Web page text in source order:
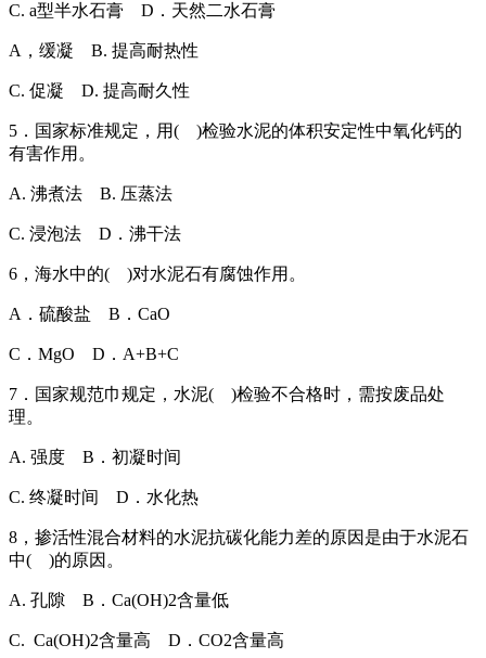
C. а型半水石膏 D．天然二水石膏
A，缓凝 B. 提高耐热性
C. 促凝 D. 提高耐久性
5．国家标准规定，用( )检验水泥的体积安定性中氧化钙的
有害作用。
A. 沸煮法 B. 压蒸法
C. 浸泡法 D．沸干法
6，海水中的( )对水泥石有腐蚀作用。
A．硫酸盐 B．CaO
C．MgO D．A+B+C
7．国家规范巾规定，水泥( )检验不合格时，需按废品处
理。
A. 强度 B．初凝时间
C. 终凝时间 D．水化热
8，掺活性混合材料的水泥抗碳化能力差的原因是由于水泥石
中( )的原因。
A. 孔隙 B．Ca(OH)2含量低
C. Ca(OH)2含量高 D．CO2含量高